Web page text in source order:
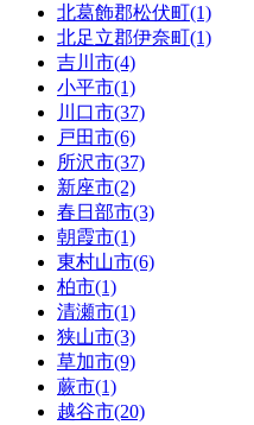
北葛飾郡松伏町(1)
北足立郡伊奈町(1)
吉川市(4)
小平市(1)
川口市(37)
戸田市(6)
所沢市(37)
新座市(2)
春日部市(3)
朝霞市(1)
東村山市(6)
柏市(1)
清瀬市(1)
狭山市(3)
草加市(9)
蕨市(1)
越谷市(20)